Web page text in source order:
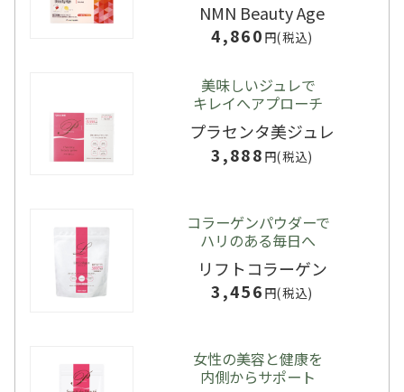
NMN Beauty Age
4,860 円(税込)
美味しいジュレで
キレイへアプローチ
プラセンタ美ジュレ
3,888 円(税込)
コラーゲンパウダーで
ハリのある毎日へ
リフトコラーゲン
3,456 円(税込)
女性の美容と健康を
内側からサポート